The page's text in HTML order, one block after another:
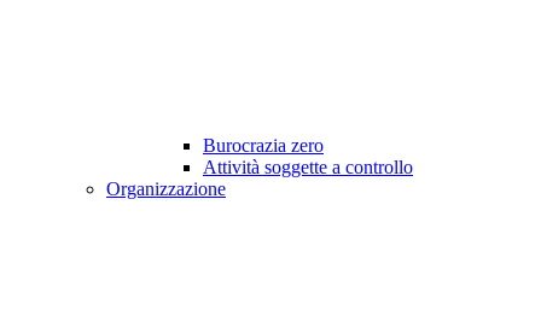
Burocrazia zero
Attività soggette a controllo
Organizzazione